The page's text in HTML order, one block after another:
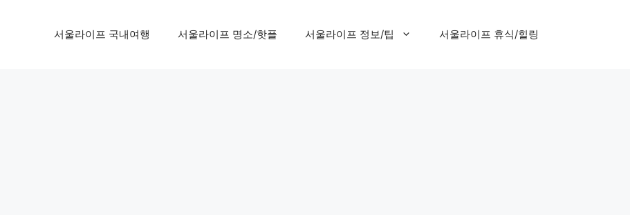
서울라이프 국내여행 서울라이프 명소/핫플 서울라이프 정보/팁 서울라이프 휴식/힐링